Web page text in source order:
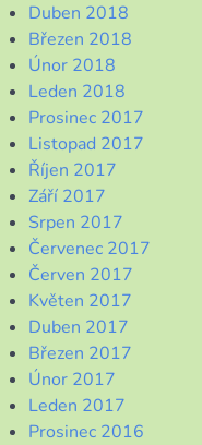
Duben 2018
Březen 2018
Únor 2018
Leden 2018
Prosinec 2017
Listopad 2017
Říjen 2017
Září 2017
Srpen 2017
Červenec 2017
Červen 2017
Květen 2017
Duben 2017
Březen 2017
Únor 2017
Leden 2017
Prosinec 2016